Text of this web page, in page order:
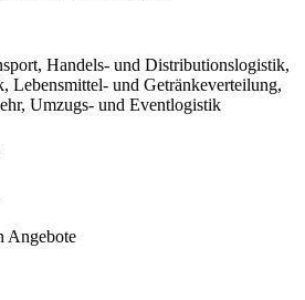
Handels- und Distributionslogistik,
Lebensmittel- und Getränkeverteilung,
Umzugs- und Eventlogistik
Angebote